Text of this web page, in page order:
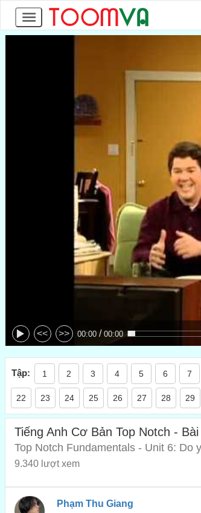
<< >> 00:00 / 00:00
Tập: 1 2 3 4 5 6 7
22 23 24 25 26 27 28 29
Tiếng Anh Cơ Bản Top Notch -
Top Notch Fundamentals - Unit 6: Do
9.340 lượt xem
Phạm Thu Giang